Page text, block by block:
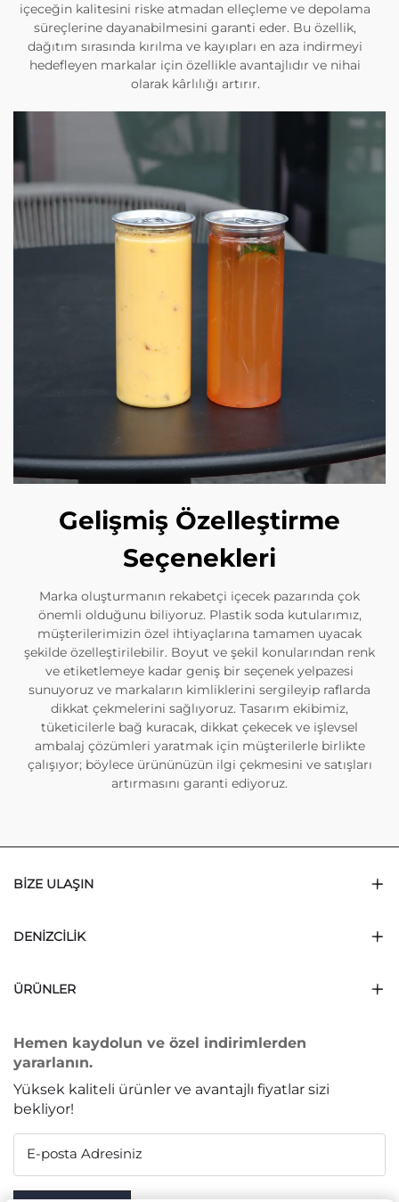
içeceğin kalitesini riske atmadan elleçleme ve depolama
süreçlerine dayanabilmesini garanti eder. Bu özellik,
dağıtım sırasında kırılma ve kayıpları en aza indirmeyi
hedefleyen markalar için özellikle avantajlıdır ve nihai
olarak kârlılığı artırır.
Gelişmiş Özelleştirme
Seçenekleri
Marka oluşturmanın rekabetçi içecek pazarında çok
önemli olduğunu biliyoruz. Plastik soda kutularımız,
müşterilerimizin özel ihtiyaçlarına tamamen uyacak
şekilde özelleştirilebilir. Boyut ve şekil konularından renk
ve etiketlemeye kadar geniş bir seçenek yelpazesi
sunuyoruz ve markaların kimliklerini sergileyip raflarda
dikkat çekmelerini sağlıyoruz. Tasarım ekibimiz,
tüketicilerle bağ kuracak, dikkat çekecek ve işlevsel
ambalaj çözümleri yaratmak için müşterilerle birlikte
çalışıyor; böylece ürününüzün ilgi çekmesini ve satışları
artırmasını garanti ediyoruz.
BIZE ULAŞIN
DENIZCILIK
ÜRÜNLER
Hemen kaydolun ve özel indirimlerden
yararlanın.
Yüksek kaliteli ürünler ve avantajlı fiyatlar sizi
bekliyor!
E-posta Adresiniz